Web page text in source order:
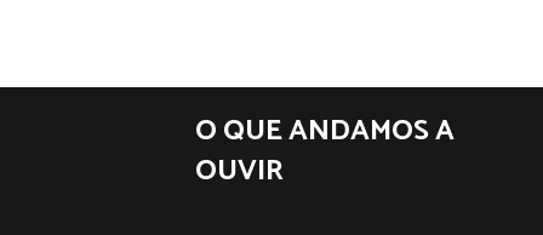
O QUE ANDAMOS A
OUVIR